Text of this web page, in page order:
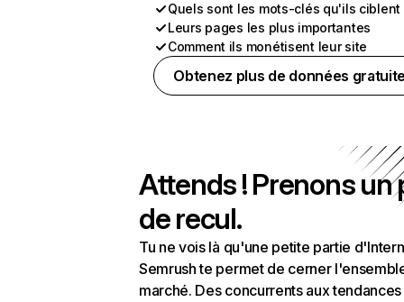
Quels sont les mots-clés qu'ils ciblent
Leurs pages les plus importantes
Comment ils monétisent leur site
Obtenez plus de données
Attends ! Prenons un
de recul.
Tu ne vois là qu'une petite partie
Semrush te permet de cerner
marché. Des concurrents aux